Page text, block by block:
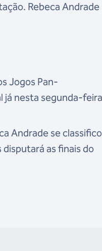
Rebeca Andrade
Jogos Pan-
já nesta segunda-
Andrade se
disputará as finais do